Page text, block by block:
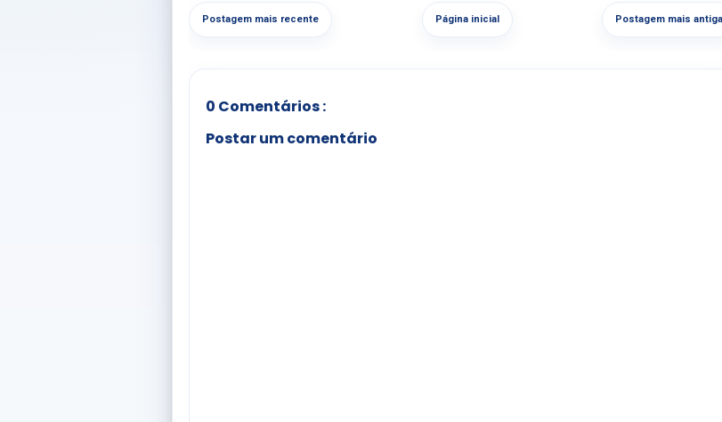
Postagem mais recente Postagem mais antiga
Página inicial
0 Comentários :
Postar um comentário